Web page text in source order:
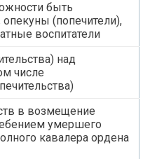
быть
(попечители),
воспитатели
над
числе
в возмещение
умершего
кавалера ордена